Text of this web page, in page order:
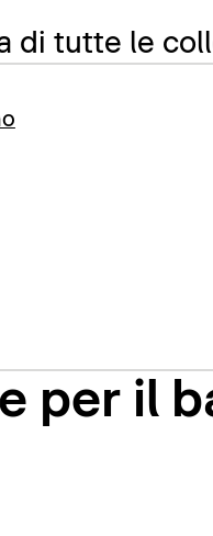
di tutte le
per il